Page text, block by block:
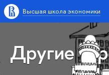
Высшая школа экономики
Другие